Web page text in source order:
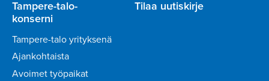
Tampere-talo-
konserni
Tampere-talo yrityksenä
Ajankohtaista
Avoimet työpaikat
Tilaa uutiskirje